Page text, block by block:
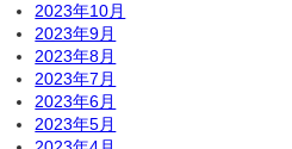
2023年10月
2023年9月
2023年8月
2023年7月
2023年6月
2023年5月